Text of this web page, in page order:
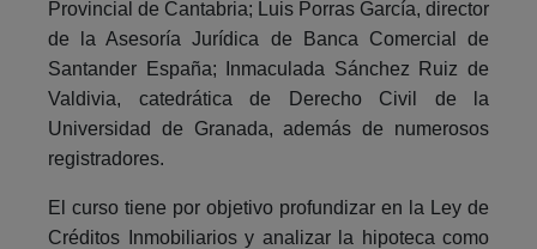
Provincial de Cantabria; Luis Porras García, director
de la Asesoría Jurídica de Banca Comercial de
Santander España; Inmaculada Sánchez Ruiz de
Valdivia, catedrática de Derecho Civil de la
Universidad de Granada, además de numerosos
registradores.
El curso tiene por objetivo profundizar en la Ley de
Créditos Inmobiliarios y analizar la hipoteca como